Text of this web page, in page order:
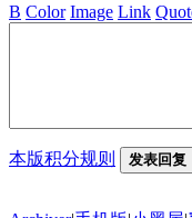
B Color Image Link
本版积分规则 发表回复